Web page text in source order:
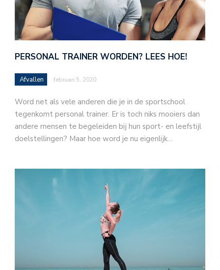
PERSONAL TRAINER WORDEN? LEES HOE!
Afvallen februari 5, 2020
Word net als vele anderen die je in de sportschool
tegenkomt personal trainer. Er is toch niks mooiers dan
andere mensen te begeleiden bij hun sport- en leefstijl
doelstellingen? Maar hoe word je nu eigenlijk…